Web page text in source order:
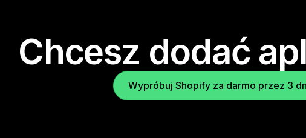
Chcesz dodać
Wypróbuj Shopify za darmo przez 3